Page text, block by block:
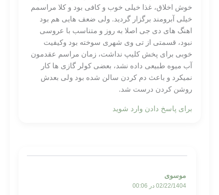
خوش اخلاق، غذا خیلی خوب و کافی بود و کلا مراسمم
خیلی آبرومند برگزار گردید. ولی ضعف هایی هم بود
اهنگ های دی جی اصلا به روز و متناسب با عروسی
نبود، قسمتی از تی وی شهری سوخته بود وکیفیت
خوبی برای پخش کلیپ نداشت، زمان مراسم عقدمون
آب میوه طبیعی داده نشد، بعضی کولر گازی ها کار
نمیکرد و باعث دم کردن سالن شده بود ولی بعدش
روشن کردن درست شد.
برای پاسخ دادن وارد شوید
موسوی
02/22/1404 در 00:06